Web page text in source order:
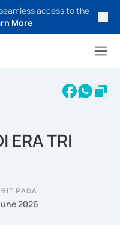
access to the
More
ERA TRI
PADA
2026